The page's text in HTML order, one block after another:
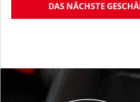
DAS NÄCHSTE